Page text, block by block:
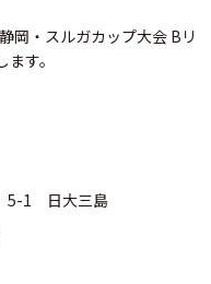
岡・スルガカップ大会 Bリ
す。
5-1 日大三島